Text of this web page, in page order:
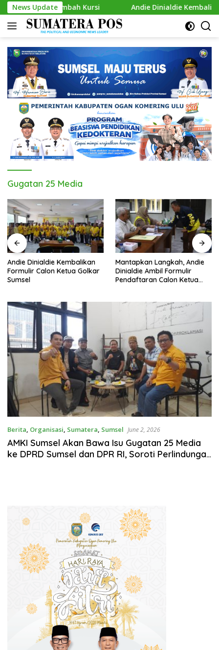
Skip
to
content
News Update
Gas Tambah Kursi Andie Dinialdie Kembalikan
Gugatan 25 Media
Andie Dinialdie Kembalikan
Formulir Calon Ketua Golkar
Sumsel
Mantapkan Langkah, Andie
Dinialdie Ambil Formulir
Pendaftaran Calon Ketua
Berita, Organisasi, Sumatera, Sumsel June 2, 2026
AMKI Sumsel Akan Bawa Isu Gugatan 25 Media
ke DPRD Sumsel dan DPR RI, Soroti Perlindungan